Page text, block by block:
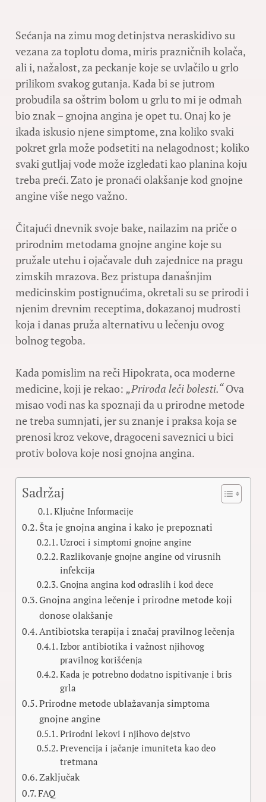
Sećanja na zimu mog detinjstva neraskidivo su
vezana za toplotu doma, miris prazničnih kolača,
ali i, nažalost, za peckanje koje se uvlačilo u grlo
prilikom svakog gutanja. Kada bi se jutrom
probudila sa oštrim bolom u grlu to mi je odmah
bio znak – gnojna angina je opet tu. Onaj ko je
ikada iskusio njene simptome, zna koliko svaki
pokret grla može podsetiti na nelagodnost; koliko
svaki gutljaj vode može izgledati kao planina koju
treba preći. Zato je pronaći olakšanje kod gnojne
angine više nego važno.
Čitajući dnevnik svoje bake, nailazim na priče o
prirodnim metodama gnojne angine koje su
pružale utehu i ojačavale duh zajednice na pragu
zimskih mrazova. Bez pristupa današnjim
medicinskim postignućima, okretali su se prirodi i
njenim drevnim receptima, dokazanoj mudrosti
koja i danas pruža alternativu u lečenju ovog
bolnog tegoba.
Kada pomislim na reči Hipokrata, oca moderne
medicine, koji je rekao: „Priroda leči bolesti.“Ova
misao vodi nas ka spoznaji da u prirodne metode
ne treba sumnjati, jer su znanje i praksa koja se
prenosi kroz vekove, dragoceni saveznici u bici
protiv bolova koje nosi gnojna angina.
Sadržaj
Ključne Informacije
Šta je gnojna angina i kako je prepoznati
Uzroci i simptomi gnojne angine
Razlikovanje gnojne angine od virusnih
infekcija
Gnojna angina kod odraslih i kod dece
Gnojna angina lečenje i prirodne metode koji
donose olakšanje
Antibiotska terapija i značaj pravilnog lečenja
Izbor antibiotika i važnost njihovog
pravilnog korišćenja
Kada je potrebno dodatno ispitivanje i bris
grla
Prirodne metode ublažavanja simptoma
gnojne angine
Prirodni lekovi i njihovo dejstvo
Prevencija i jačanje imuniteta kao deo
tretmana
Zaključak
FAQ